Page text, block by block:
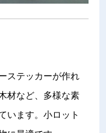
ステッカーが作れ
材など、多様な素
います。小ロット